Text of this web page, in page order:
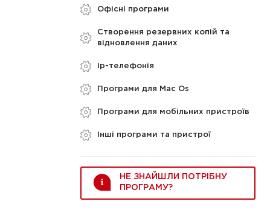
Офісні програми
Створення резервних копій та
відновлення даних
Ip-телефонія
Програми для Mac Os
Програми для мобільних пристроїв
Інші програми та пристрої
НЕ ЗНАЙШЛИ ПОТРІБНУ
ПРОГРАМУ?